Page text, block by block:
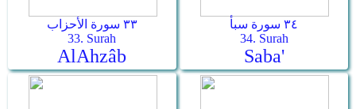
٣٣ سورة الأحزاب
33. Surah
Al­Ahzâb
٣٤ سورة سبأ
34. Surah
Saba'